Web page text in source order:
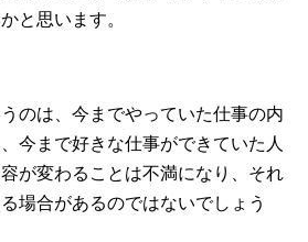
と思います。
のは、今までやっていた仕事の内
今まで好きな仕事ができていた人
が変わることは不満になり、それ
場合があるのではないでしょう